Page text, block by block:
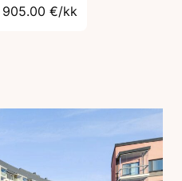
905.00 €/kk